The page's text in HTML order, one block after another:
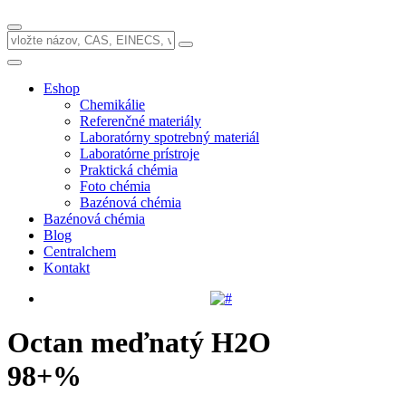
Eshop
Chemikálie
Referenčné materiály
Laboratórny spotrebný materiál
Laboratórne prístroje
Praktická chémia
Foto chémia
Bazénová chémia
Bazénová chémia
Blog
Centralchem
Kontakt
Octan meďnatý H2O
98+%